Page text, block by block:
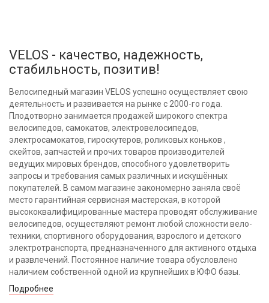
VELOS - качество, надежность,
стабильность, позитив!
Велосипедный магазин VELOS успешно осуществляет свою
деятельность и развивается на рынке с 2000-го года.
Плодотворно занимается продажей широкого спектра
велосипедов, самокатов, электровелосипедов,
электросамокатов, гироскутеров, роликовых коньков ,
скейтов, запчастей и прочих товаров производителей
ведущих мировых брендов, способного удовлетворить
запросы и требования самых различных и искушённых
покупателей. В самом магазине закономерно заняла своё
место гарантийная сервисная мастерская, в которой
высококвалифицированные мастера проводят обслуживание
велосипедов, осуществляют ремонт любой сложности вело-
техники, спортивного оборудования, взрослого и детского
электротранспорта, предназначенного для активного отдыха
и развлечений. Постоянное наличие товара обусловлено
наличием собственной одной из крупнейших в ЮФО базы.
Подробнее